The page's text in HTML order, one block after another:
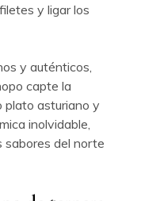
y ligar los
y auténticos,
capte la
plato asturiano y
inolvidable,
sabores del norte